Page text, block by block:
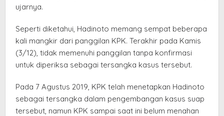
ujarnya.
Seperti diketahui, Hadinoto memang sempat beberapa
kali mangkir dari panggilan KPK. Terakhir pada Kamis
(3/12), tidak memenuhi panggilan tanpa konfirmasi
untuk diperiksa sebagai tersangka kasus tersebut.
Pada 7 Agustus 2019, KPK telah menetapkan Hadinoto
sebagai tersangka dalam pengembangan kasus suap
tersebut, namun KPK sampai saat ini belum menahan